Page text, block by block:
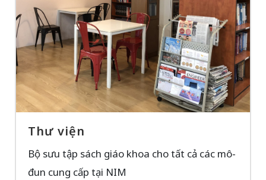
Thư viện
Bộ sưu tập sách giáo khoa cho tất cả các mô-
đun cung cấp tại NIM